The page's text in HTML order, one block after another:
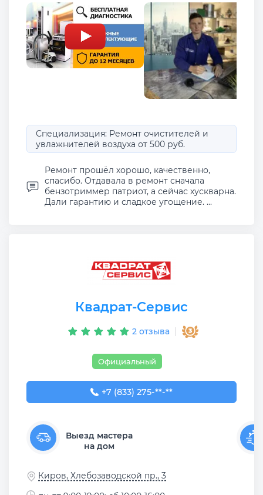
Специализация: Ремонт очистителей и
увлажнителей воздуха от 500 руб.
Ремонт прошёл хорошо, качественно,
спасибо. Отдавала в ремонт сначала
бензотриммер патриот, а сейчас хускварна.
Дали гарантию и сладкое угощение. ...
Квадрат-Сервис
2 отзыва
Официальный
+7 (833) 275-45-55
+7 (833) 275-**-**
Выезд мастера
на дом
Киров, Хлебозаводской пр., 3